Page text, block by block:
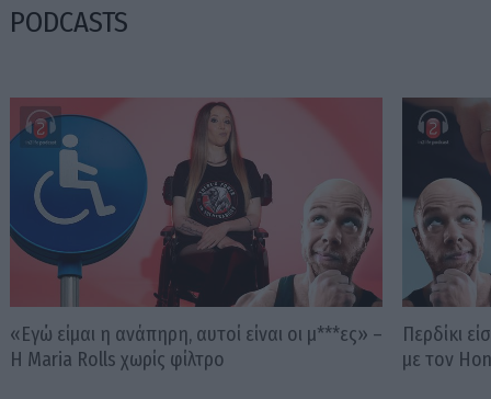
PODCASTS
«Εγώ είμαι η ανάπηρη, αυτοί είναι οι μ***ες» –
Η Maria Rolls χωρίς φίλτρο
Περδίκι
με τον